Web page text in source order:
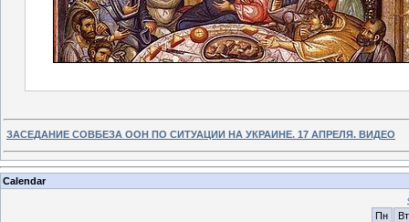
ЗАСЕДАНИЕ СОВБЕЗА ООН ПО СИТУАЦИИ НА УКРАИНЕ. 17 АПРЕЛЯ. ВИДЕО
Calendar
Пн
Вт